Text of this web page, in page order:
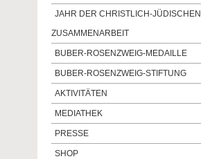
JAHR DER CHRISTLICH-JÜDISCHEN
ZUSAMMENARBEIT
BUBER-ROSENZWEIG-MEDAILLE
BUBER-ROSENZWEIG-STIFTUNG
AKTIVITÄTEN
MEDIATHEK
PRESSE
SHOP